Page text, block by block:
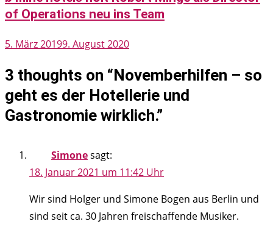
of Operations neu ins Team
5. März 20199. August 2020
3 thoughts on “Novemberhilfen – so
geht es der Hotellerie und
Gastronomie wirklich.”
Simonesagt:
18. Januar 2021 um 11:42 Uhr
Wir sind Holger und Simone Bogen aus Berlin und
sind seit ca. 30 Jahren freischaffende Musiker.